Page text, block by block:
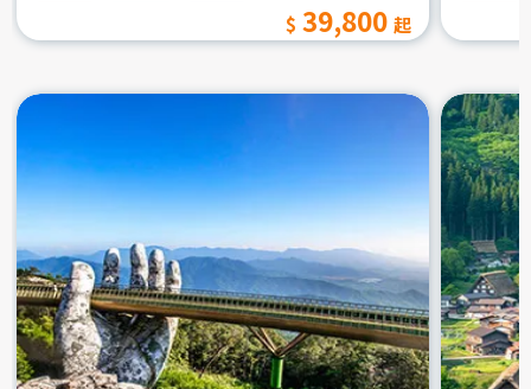
39,800